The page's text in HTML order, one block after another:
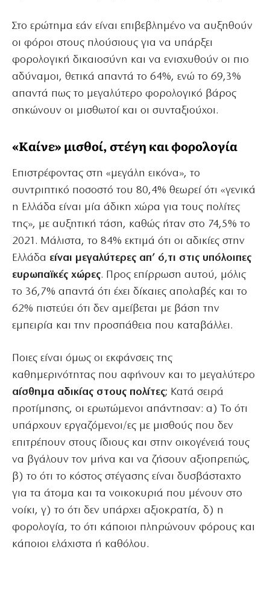
Στο ερώτημα εάν είναι επιβεβλημένο να αυξηθούν
οι φόροι στους πλούσιους για να υπάρξει
φορολογική δικαιοσύνη και να ενισχυθούν οι πιο
αδύναμοι, θετικά απαντά το 64%, ενώ το 69,3%
απαντά πως το μεγαλύτερο φορολογικό βάρος
σηκώνουν οι μισθωτοί και οι συνταξιούχοι.
«Καίνε» μισθοί, στέγη και φορολογία
Επιστρέφοντας στη «μεγάλη εικόνα», το
συντριπτικό ποσοστό του 80,4% θεωρεί ότι «γενικά
η Ελλάδα είναι μία άδικη χώρα για τους πολίτες
της», με αυξητική τάση, καθώς ήταν στο 74,5% το
2021. Μάλιστα, το 84% εκτιμά ότι οι αδικίες στην
Ελλάδα είναι μεγαλύτερες απ’ ό,τι στις υπόλοιπες
ευρωπαϊκές χώρες. Προς επίρρωση αυτού, μόλις
το 36,7% απαντά ότι έχει δίκαιες απολαβές και το
62% πιστεύει ότι δεν αμείβεται με βάση την
εμπειρία και την προσπάθεια που καταβάλλει.
Ποιες είναι όμως οι εκφάνσεις της
καθημερινότητας που αφήνουν και το μεγαλύτερο
αίσθημα αδικίας στους πολίτες; Κατά σειρά
προτίμησης, οι ερωτώμενοι απάντησαν: α) Το ότι
υπάρχουν εργαζόμενοι/ες με μισθούς που δεν
επιτρέπουν στους ίδιους και στην οικογένειά τους
να βγάλουν τον μήνα και να ζήσουν αξιοπρεπώς,
β) το ότι το κόστος στέγασης είναι δυσβάσταχτο
για τα άτομα και τα νοικοκυριά που μένουν στο
νοίκι, γ) το ότι δεν υπάρχει αξιοκρατία, δ) η
φορολογία, το ότι κάποιοι πληρώνουν φόρους και
κάποιοι ελάχιστα ή καθόλου.